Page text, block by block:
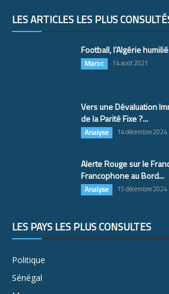
LES ARTICLES LES PLUS
Football, l’Algérie
Maroc 14 août 2021
Vers une Dévaluation
de la Parité Fixe ?...
Analyse 14 décembre 2024
Alerte Rouge sur le Franc
Francophone au Bord...
Analyse 15 décembre 2024
LES PAYS LES PLUS CONSULTÉS
Politique
Sénégal